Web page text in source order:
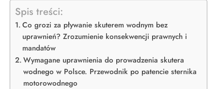
Spis treści:
Co grozi za pływanie skuterem wodnym bez
uprawnień? Zrozumienie konsekwencji prawnych i
mandatów
Wymagane uprawnienia do prowadzenia skutera
wodnego w Polsce. Przewodnik po patencie sternika
motorowodnego